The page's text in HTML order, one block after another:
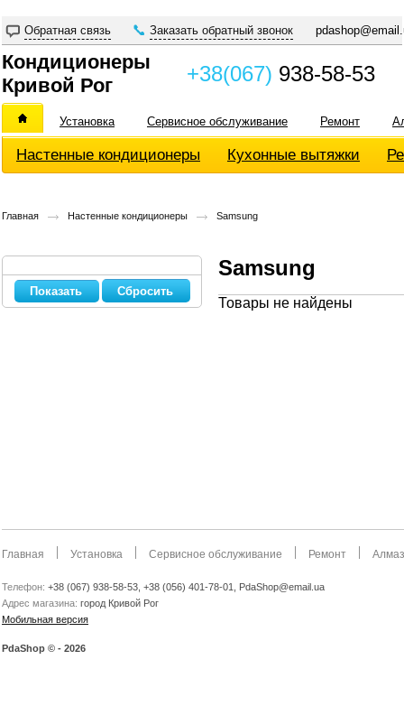
Обратная связь Заказать обратный звонок
Кондиционеры
Кривой Рог
+38(067) 938-58-53
Установка Сервисное обслуживание Ремонт
Настенные кондиционеры Кухонные вытяжки
Главная Настенные кондиционеры Samsung
Сбросить
Samsung
Товары не найдены
Главная Установка Сервисное обслуживание Ремонт
Телефон: +38 (067) 938-58-53, +38 (056) 401-78-01, PdaShop@email.ua
Адрес магазина: город Кривой Рог
Мобильная версия
PdaShop © - 2026